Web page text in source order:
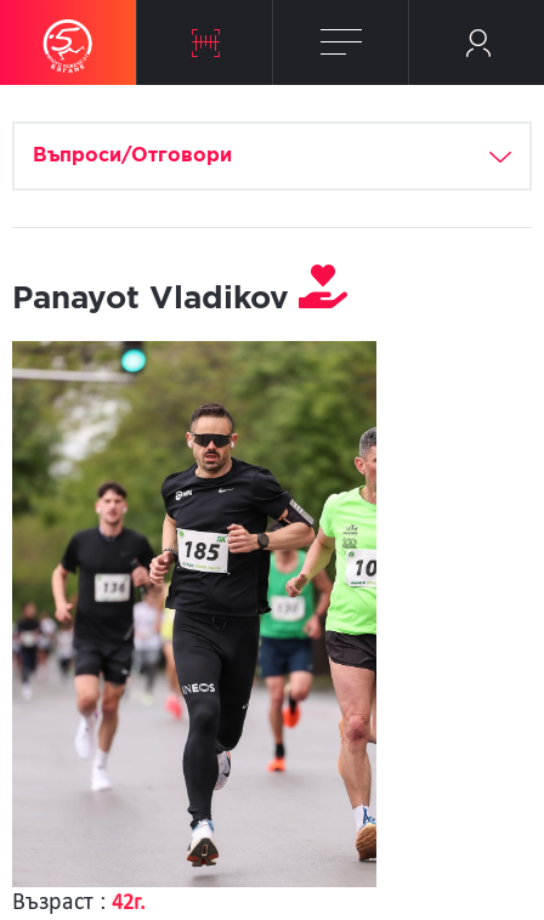
Въпроси/Отговори
Panayot Vladikov
Възраст : 42г.